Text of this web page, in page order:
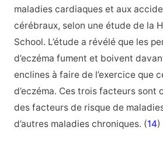
maladies cardiaques et aux
cérébraux, selon une étude de la
School. L’étude a révélé que les
d’eczéma fument et boivent
enclines à faire de l’exercice que
d’eczéma. Ces trois facteurs sont
des facteurs de risque de
d’autres maladies chroniques. (14)